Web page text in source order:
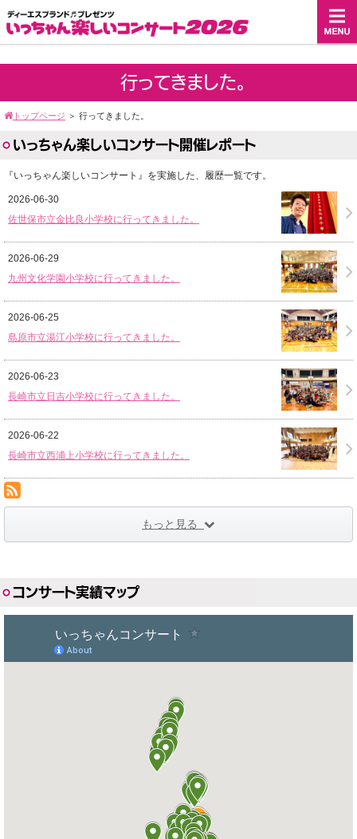
行ってきました。
トップページ ＞ 行ってきました。
いっちゃん楽しいコンサート開催レポート
『いっちゃん楽しいコンサート』を実施した、履歴一覧です。
2026-06-30
佐世保市立金比良小学校に行ってきました。
2026-06-29
九州文化学園小学校に行ってきました。
2026-06-25
島原市立湯江小学校に行ってきました。
2026-06-23
長崎市立日吉小学校に行ってきました。
2026-06-22
長崎市立西浦上小学校に行ってきました。
RSS(別ウィンドウで開きます)
もっと見る
コンサート実績マップ